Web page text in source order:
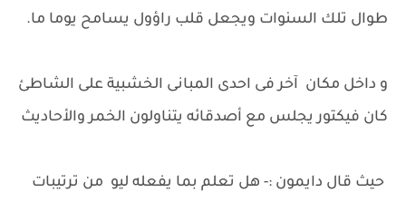
طوال تلك السنوات ويجعل قلب راؤول يسامح يوما ما.
و داخل مكان آخر فى احدى المبانى الخشبية على الشاطئ
كان فيكتور يجلس مع أصدقائه يتناولون الخمر والأحاديث
حيث قال دايمون :- هل تعلم بما يفعله ليو من ترتيبات